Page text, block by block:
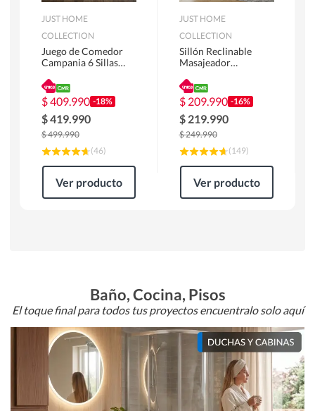
JUST HOME
COLLECTION
Juego de Comedor
Campania 6 Sillas
180 x 90 x 76 cm
Café
$409.990 -18%
$419.990
$499.990
(46)
Ver producto
JUST HOME
COLLECTION
Sillón Reclinable
Masajeador
Atlanta 91x101x94
cm Negro
$ 209.990 -16%
$ 219.990
$249.990
(149)
Ver producto
Baño, Cocina, Pisos
El toque final para todos tus proyectos encuentralo solo aquí